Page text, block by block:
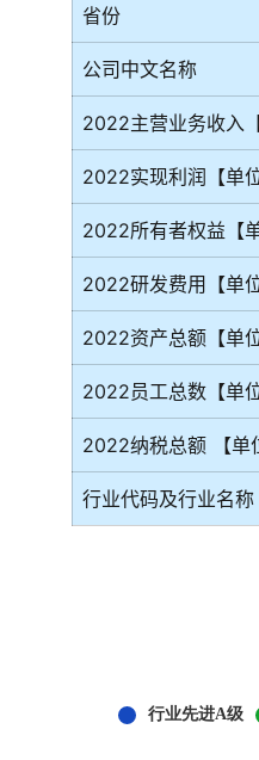
省份
公司中文名称
2022主营业务收入
2022实现利润【单
2022所有者权益【
2022研发费用【单
2022资产总额【单
2022员工总数【单位
2022纳税总额 【单
行业代码及行业名称